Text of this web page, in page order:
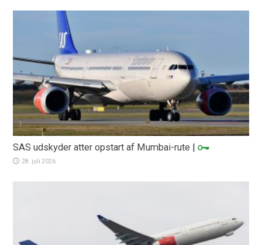
SAS udskyder atter opstart af Mumbai-rute |
28. juli 2026